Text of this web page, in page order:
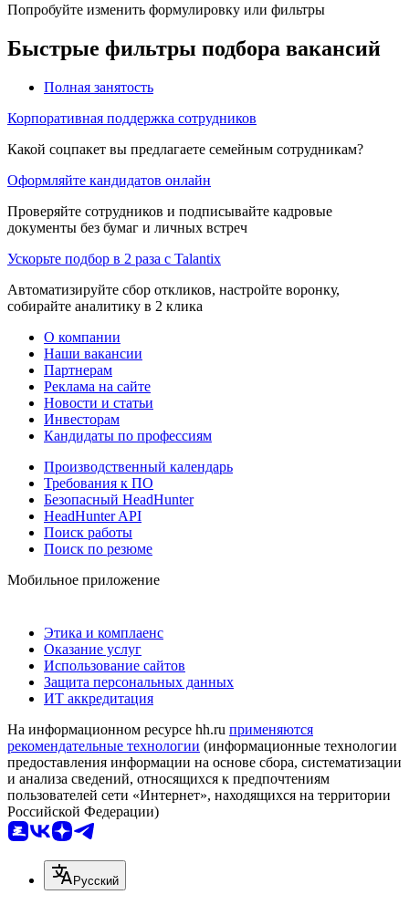
Попробуйте изменить формулировку или фильтры
Быстрые фильтры подбора вакансий
Полная занятость
Корпоративная поддержка сотрудников
Какой соцпакет вы предлагаете семейным сотрудникам?
Оформляйте кандидатов онлайн
Проверяйте сотрудников и подписывайте кадровые
документы без бумаг и личных встреч
Ускорьте подбор в 2 раза с Talantix
Автоматизируйте сбор откликов, настройте воронку,
собирайте аналитику в 2 клика
О компании
Наши вакансии
Партнерам
Реклама на сайте
Новости и статьи
Инвесторам
Кандидаты по профессиям
Производственный календарь
Требования к ПО
Безопасный HeadHunter
HeadHunter API
Поиск работы
Поиск по резюме
Мобильное приложение
Этика и комплаенс
Оказание услуг
Использование сайтов
Защита персональных данных
ИТ аккредитация
На информационном ресурсе hh.ru применяются
рекомендательные технологии (информационные технологии
предоставления информации на основе сбора, систематизации
и анализа сведений, относящихся к предпочтениям
пользователей сети «Интернет», находящихся на территории
Российской Федерации)
Русский